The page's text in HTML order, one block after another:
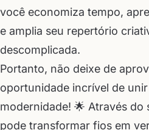
você economiza tempo,
e amplia seu repertório
descomplicada.
Portanto, não deixe de
oportunidade incrível de
modernidade! 🌟 Através do
pode transformar fios em